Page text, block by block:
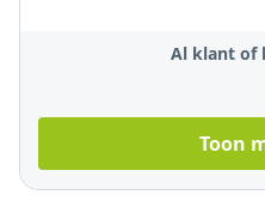
Al klant of
Toon